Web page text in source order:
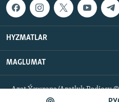
HYZMATLAR
MAGLUMAT
Azat Ýewropa/Azatlyk Radiosy
hukuklar goralan.